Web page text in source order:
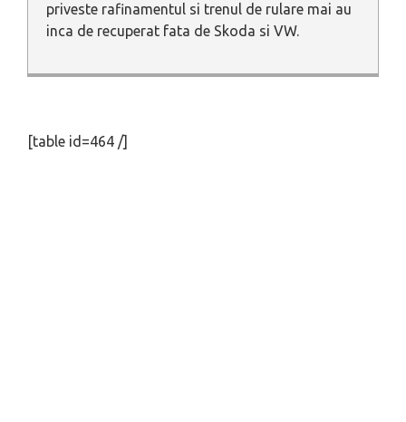
priveste rafinamentul si trenul de rulare mai au
inca de recuperat fata de Skoda si VW.
[table id=464 /]